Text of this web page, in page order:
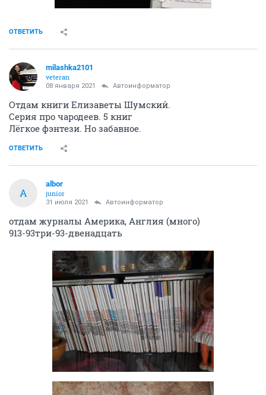
ОТВЕТИТЬ
milashka2101
veteran
08 января 2021 Автоинформатор
Отдам книги Елизаветы Шумский.
Серия про чародеев. 5 книг
Лёгкое фэнтези. Но забавное.
ОТВЕТИТЬ
A
albor
junior
31 июля 2021 Автоинформатор
отдам журналы Америка, Англия (много)
913-93три-93-двенадцать